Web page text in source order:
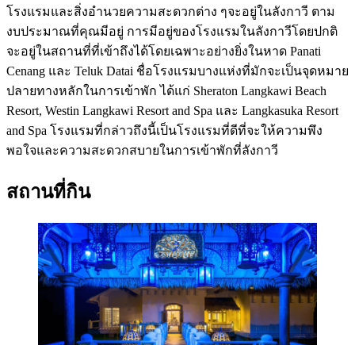
โรงแรมและสิ่งอำนวยความสะดวกต่าง ๆจะอยู่ในลังกาวี ตาม
งบประมาณที่คุณมีอยู่ การมีอยู่ของโรงแรมในลังกาวีโดยปกติ
จะอยู่ในสถานที่ที่เข้าถึงได้โดยเฉพาะอย่างยิ่งในหาด Panati
Cenang และ Teluk Datai ชื่อโรงแรมบางแห่งที่มักจะเป็นจุดหมาย
ปลายทางหลักในการเข้าพัก ได้แก่ Sheraton Langkawi Beach
Resort, Westin Langkawi Resort and Spa และ Langkasuka Resort
and Spa โรงแรมที่กล่าวถึงนี้เป็นโรงแรมที่ดีที่จะให้ความพึง
พอใจและความสะดวกสบายในการเข้าพักที่ลังกาวี
สถานที่กิน